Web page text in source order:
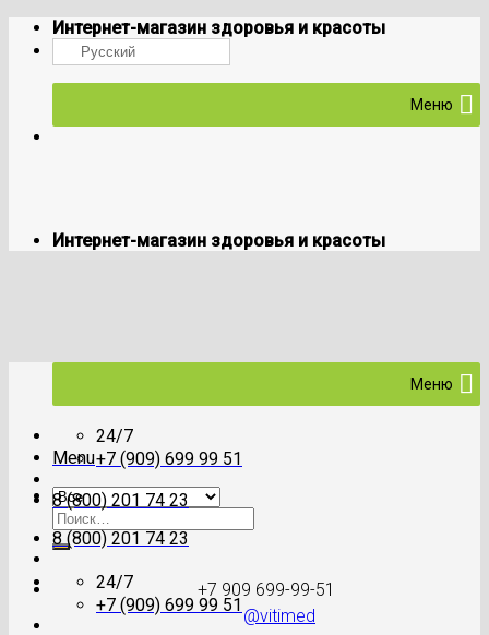
Skip
content
Интернет-магазин здоровья и красоты
Русский
Меню
Интернет-магазин здоровья и красоты
Menu
Искать:
+7 909 699-99-51
@vitimed
Меню
24/7
+7 (909) 699 99 51
8 (800) 201 74 23
8 (800) 201 74 23
24/7
+7 (909) 699 99 51